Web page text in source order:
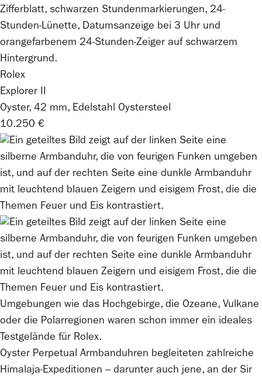
Rolex
Explorer II
Oyster, 42 mm, Edelstahl Oystersteel
10.250 €
Umgebungen wie das Hochgebirge, die Ozeane, Vulkane
oder die Polarregionen waren schon immer ein ideales
Testgelände für Rolex.
Oyster Perpetual Armbanduhren begleiteten zahlreiche
Himalaja-Expeditionen – darunter auch jene, an der Sir